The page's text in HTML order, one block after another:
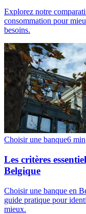
Explorez notre
consommation pour
besoins.
Choisir une banque6 min
Les critères
Belgique
Choisir une banque en
guide pratique pour
mieux.